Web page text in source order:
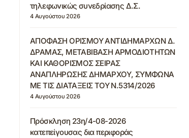
τηλεφωνικώς συνεδρίασης Δ.Σ.
4 Αυγούστου 2026
ΑΠΟΦΑΣΗ ΟΡΙΣΜΟΥ ΑΝΤΙΔΗΜΑΡΧΩΝ Δ.
ΔΡΑΜΑΣ, ΜΕΤΑΒΙΒΑΣΗ ΑΡΜΟΔΙΟΤΗΤΩΝ
ΚΑΙ ΚΑΘΟΡΙΣΜΟΣ ΣΕΙΡΑΣ
ΑΝΑΠΛΗΡΩΣΗΣ ΔΗΜΑΡΧΟΥ, ΣΥΜΦΩΝΑ
ΜΕ ΤΙΣ ΔΙΑΤΑΞΕΙΣ ΤΟΥ Ν.5314/2026
4 Αυγούστου 2026
Πρόσκληση 23η/4-08-2026
κατεπείγουσας δια περιφοράς